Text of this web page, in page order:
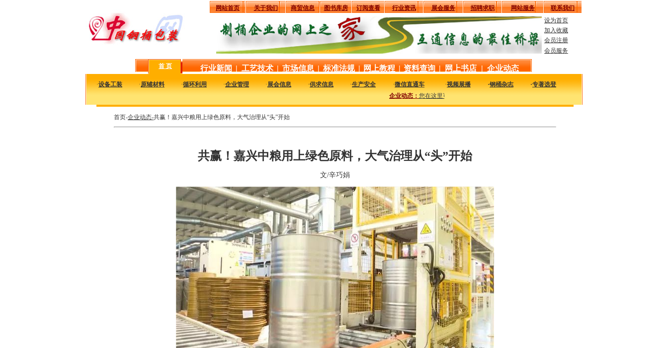
网站首页 关于我们 商贸信息 图书库房 订阅查看 行业资讯 展会服务 招聘求职 网站服务
联系我们
设为首页
加入收藏
会员注册
会员服务
首 页 行业新闻 | 工艺技术 | 市场信息 | 标准法规 | 网上教程 | 资料查询 | 网上书店 | 企业动态
·设备工装 ·原辅材料 ·循环利用 ·企业管理 ·展会信息 ·供求信息 ·生产安全 ·微信直通车 ·视频展播 ·钢桶杂志 ·专著选登
企业动态：您在这里可以及时的了解国内外钢桶行业企业的最新动态，看看大家都在干什么，一定对您的发
首页-企业动态-共赢！嘉兴中粮用上绿色原料，大气治理从“头”开始
共赢！嘉兴中粮用上绿色原料，大气治理从“头”开始
文/辛巧娟